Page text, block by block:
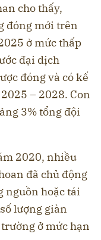
cho thấy,
đóng mới trên
ở mức thấp
đại dịch
đóng và có kế
– 2028. Con
3% tổng đội
2020, nhiều
đã chủ động
nguồn hoặc tái
lượng giàn
ở mức hạn